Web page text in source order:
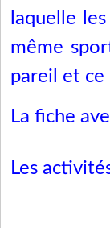
laquelle
même
pareil et
La fiche
Les